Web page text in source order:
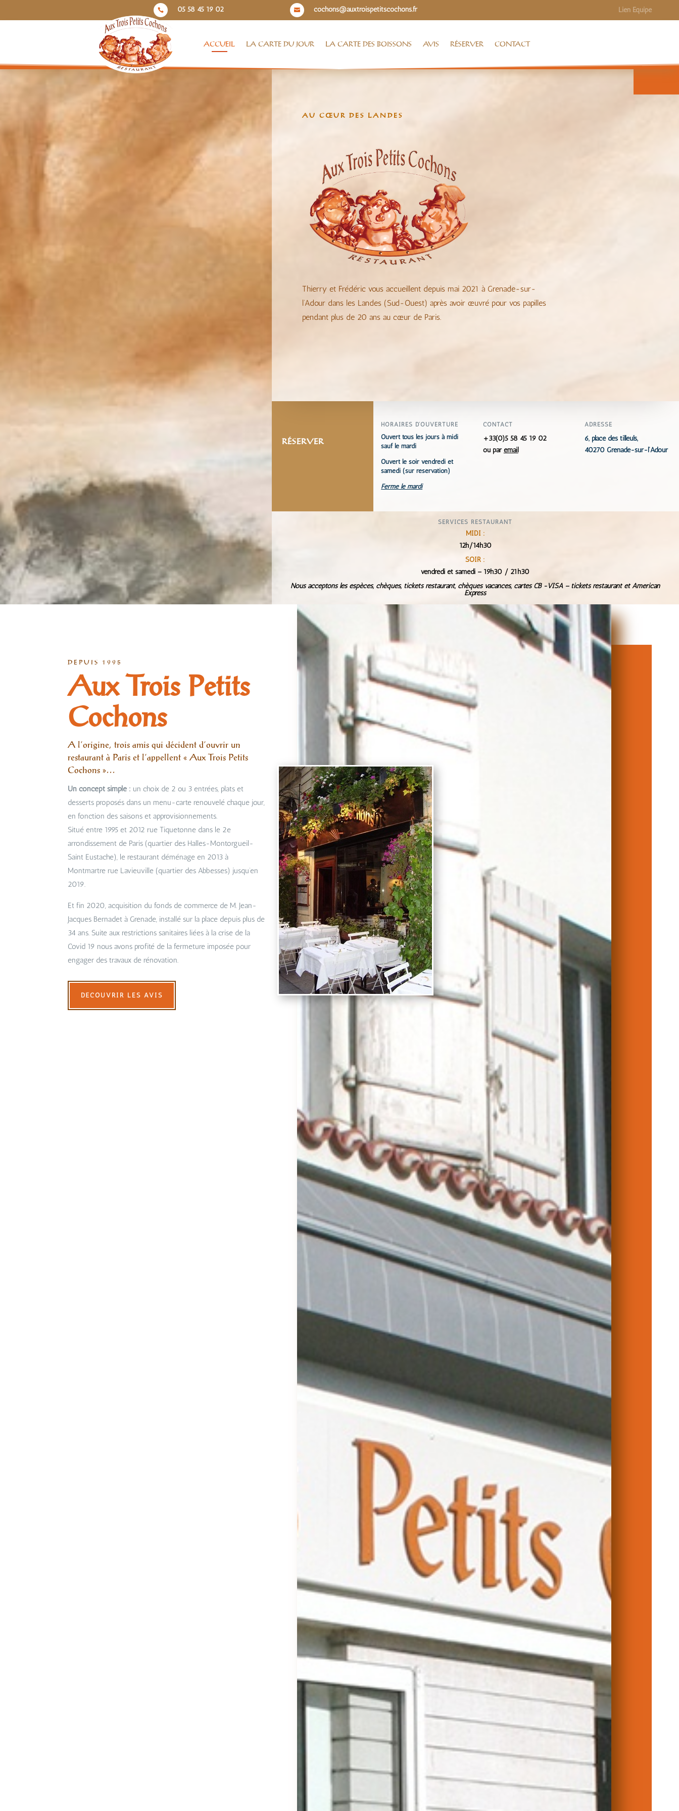
 05 58 45 19 02  cochons@auxtroispetitscochons.fr Lien Equipe
ACCUEIL LA CARTE DU JOUR LA CARTE DES BOISSONS AVIS RÉSERVER CONTACT
AU CŒUR DES LANDES
Thierry et Frédéric vous accueillent depuis mai 2021 à Grenade-sur-
l’Adour dans les Landes (Sud-Ouest) après avoir œuvré pour vos papilles
pendant plus de 20 ans au cœur de Paris.
RÉSERVER
HORAIRES D’OUVERTURE
Ouvert tous les jours àmidi
sauf le mardi
Ouvert lesoir vendredi et
samedi (sur réservation)
Fermé le mardi
CONTACT
+33(0)5 58 45 19 02
ou paremail
ADRESSE
6, place des tilleuls,
40270 Grenade-sur-l’Adour
SERVICES RESTAURANT
MIDI :
12h/14h30
SOIR :
vendredi et samedi – 19h30 / 21h30
Nous acceptons les espèces, chèques, tickets restaurant, chèques vacances, cartes CB -VISA – tickets restaurant et American
Express
DEPUIS 1995
Aux Trois Petits
Cochons
A l’origine, trois amis qui décident d’ouvrir un
restaurant à Paris et l’appellent « Aux Trois Petits
Cochons »…
Un concept simple : un choix de 2 ou 3 entrées, plats et
desserts proposés dans un menu-carte renouvelé chaque jour,
en fonction des saisons et approvisionnements.
Situé entre 1995 et 2012 rue Tiquetonne dans le 2e
arrondissement de Paris (quartier des Halles-Montorgueil-
Saint Eustache), le restaurant déménage en 2013 à
Montmartre rue Lavieuville (quartier des Abbesses) jusqu’en
2019.
Et fin 2020, acquisition du fonds de commerce de M. Jean-
Jacques Bernadet à Grenade, installé sur la place depuis plus de
34 ans. Suite aux restrictions sanitaires liées à la crise de la
Covid 19 nous avons profité de la fermeture imposée pour
engager des travaux de rénovation.
DÉCOUVRIR LES AVIS